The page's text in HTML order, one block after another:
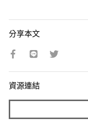
分享本文
資源連結